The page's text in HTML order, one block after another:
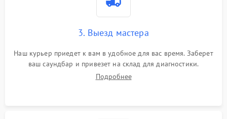
3. Выезд мастера
Наш курьер приедет к вам в удобное для вас время. Заберет
ваш саундбар и привезет на склад для диагностики.
Подробнее